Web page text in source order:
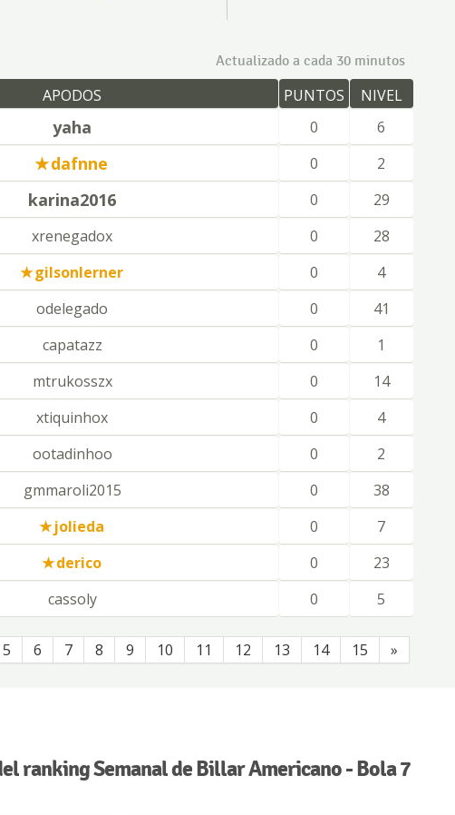
Actualizado a cada 30 minutos
APODOS PUNTOS
NIVEL
yaha 0
6
dafnne 0
2
karina2016 0
29
xrenegadox 0
28
gilsonlerner 0
4
odelegado 0
41
capatazz 0
1
mtrukosszx 0
14
xtiquinhox 0
4
ootadinhoo 0
2
gmmaroli2015 0
38
jolieda 0
7
derico 0
23
cassoly 0 5
5 6 7 8 9 10 11 12 13 14 15 »
ranking Semanal de Billar Americano - Bola 7